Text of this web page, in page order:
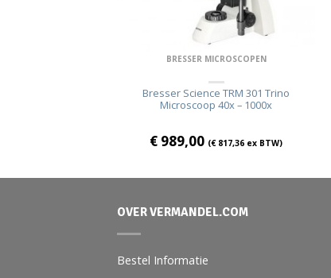
BRESSER MICROSCOPEN
Bresser Science TRM 301 Trino
Microscoop 40x – 1000x
€ 989,00 (€817,36 ex BTW)
OVER VERMANDEL.COM
Bestel Informatie